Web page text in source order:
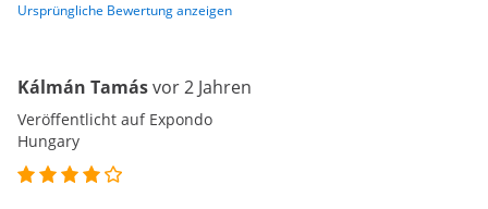
Ursprüngliche Bewertung anzeigen
Kálmán Tamásvor 2 Jahren
Veröffentlicht auf Expondo
Hungary